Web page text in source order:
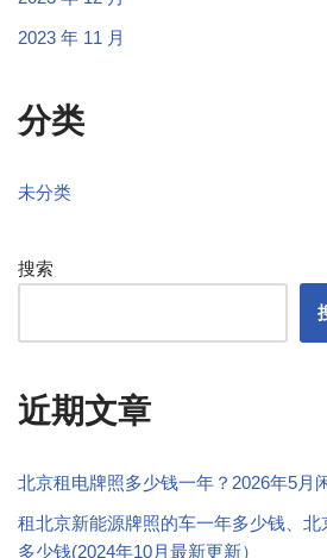
2023 年 11 月
分类
未分类
搜索
近期文章
北京租电牌照多少钱一年？2026年5月
租北京新能源牌照的车一年多少钱、
多少钱(2024年10月最新更新）